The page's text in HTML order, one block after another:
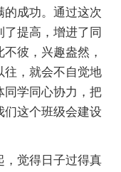
的成功。通过这次
提高，增进了同
彼，兴趣盎然，
往，就会不自觉地
同学同心协力，把
们这个班级会建设
觉得日子过得真